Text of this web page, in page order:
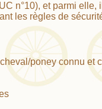
n°10), et parmi elle,
les règles de
poney connu et